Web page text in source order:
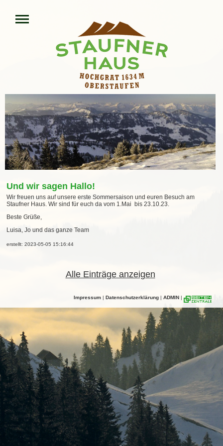
Und wir sagen Hallo!
Wir freuen uns auf unsere erste Sommersaison und euren Besuch am
Staufner Haus. Wir sind für euch da vom 1.Mai bis 23.10.23.
Beste Grüße,
Luisa, Jo und das ganze Team
erstellt: 2023-05-05 15:16:44
Alle Einträge anzeigen
Impressum | Datenschutzerklärung | ADMIN |